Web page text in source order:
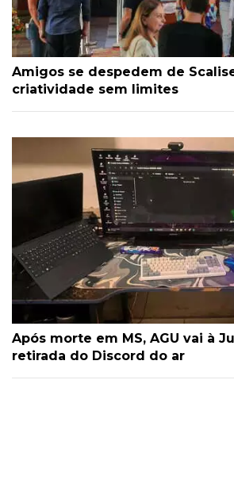
Amigos se despedem de
criatividade sem limites
Após morte em MS, AGU vai à
retirada do Discord do ar